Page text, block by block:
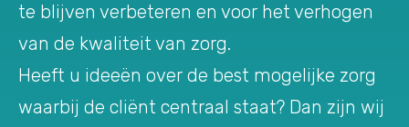
te blijven verbeteren en voor het verhogen
van de kwaliteit van zorg.
Heeft u ideeën over de best mogelijke zorg
waarbij de cliënt centraal staat? Dan zijn wij